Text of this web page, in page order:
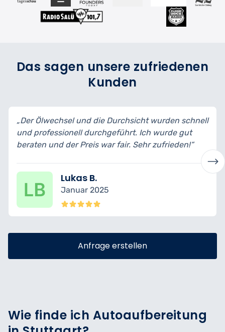
Das sagen unsere zufriedenen
Kunden
wurden schnell
wurde gut
zufrieden!“
„Ich habe mein Auto zur
bin wirklich begeistert vom
transparent erklärt und
Anfrage erstellen
Wie finde ich Autoaufbereitung